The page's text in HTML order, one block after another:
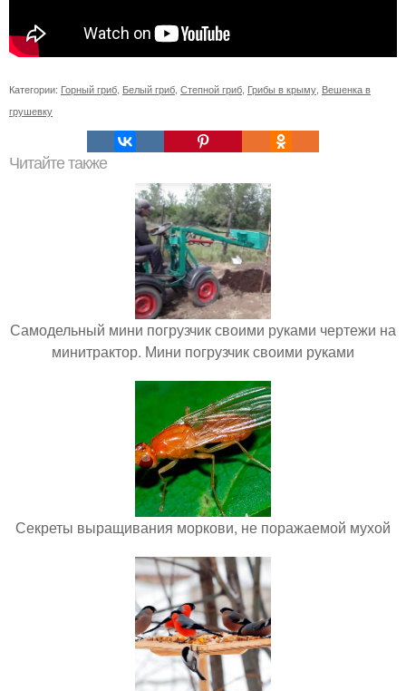
Категории: Горный гриб Белый гриб Степной гриб Грибы в крыму Вешенка в
грушевку
Читайте также
Самодельный мини погрузчик своими руками чертежи на
минитрактор. Мини погрузчик своими руками
Секреты выращивания моркови, не поражаемой мухой